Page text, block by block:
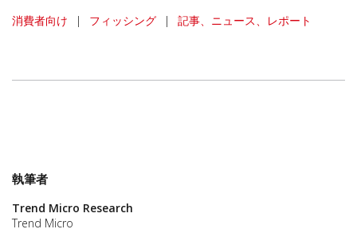
消費者向け | フィッシング | 記事、ニュース、レポート
執筆者
Trend Micro Research
Trend Micro